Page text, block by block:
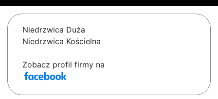
Niedrzwica Duża
Niedrzwica Kościelna
Zobacz profil firmy na